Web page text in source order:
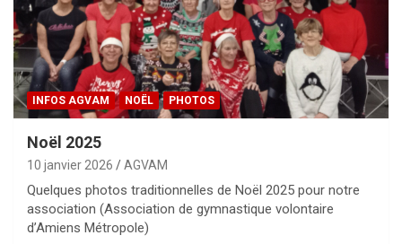
INFOS AGVAM NOËL PHOTOS
Noël 2025
10 janvier 2026 AGVAM
Quelques photos traditionnelles de Noël 2025 pour notre
association (Association de gymnastique volontaire
d’Amiens Métropole)